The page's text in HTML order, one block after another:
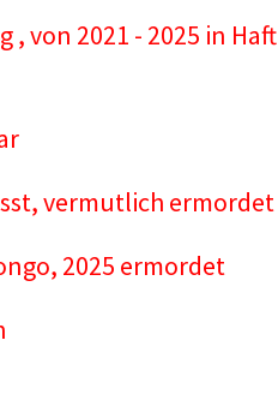
von 2021 - 2025 in Haft
vermutlich ermordet
2025 ermordet